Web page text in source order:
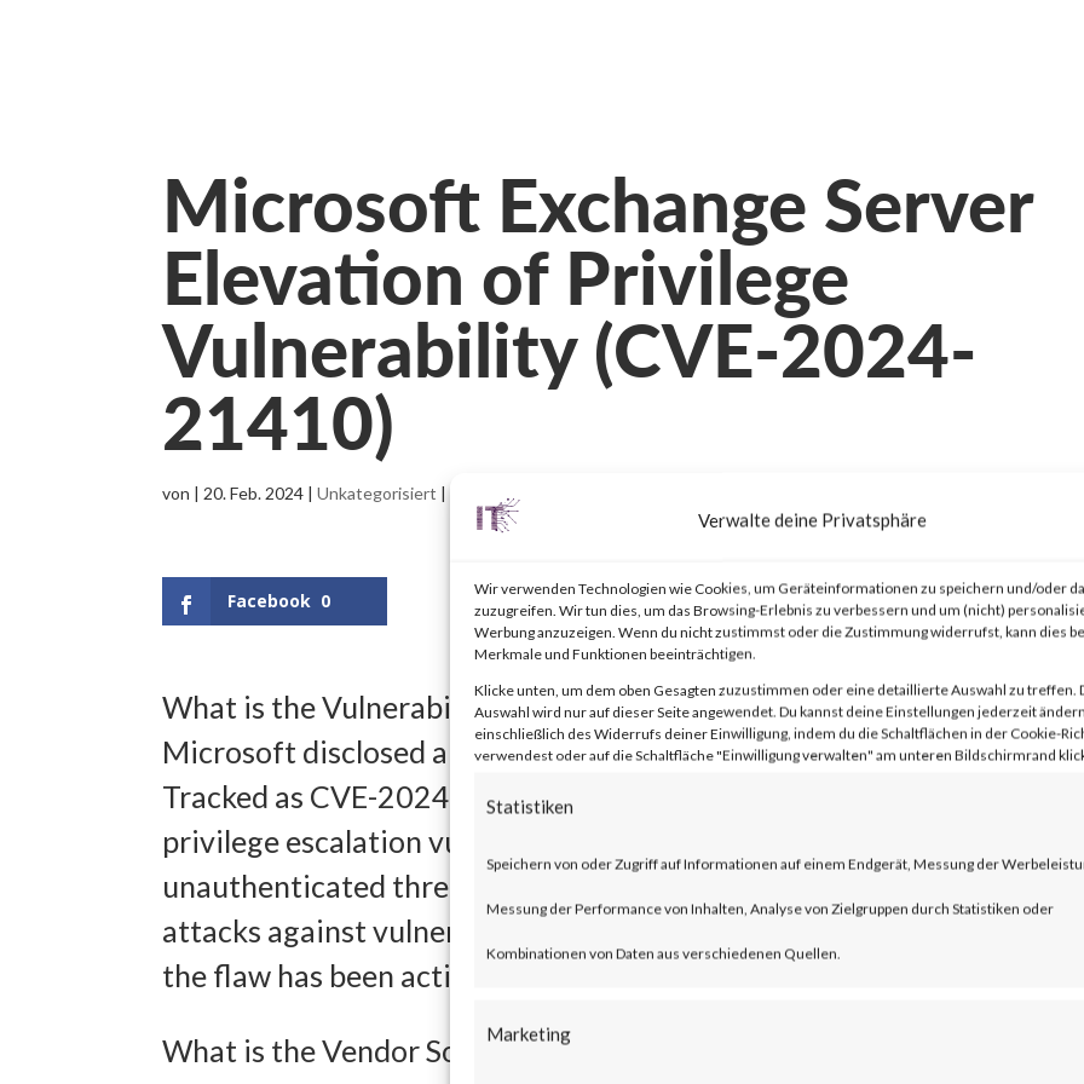
Verwalte deine Privatsphäre
Wir verwenden Technologien wie Cookies, um Geräteinformationen zu speichern und/oder
zuzugreifen. Wir tun dies, um das Browsing-Erlebnis zu verbessern und um (nicht)
Werbung anzuzeigen. Wenn du nicht zustimmst oder die Zustimmung widerrufst, kann dies
Merkmale und Funktionen beeinträchtigen.
Klicke unten, um dem oben Gesagten zuzustimmen oder eine detaillierte Auswahl zu treffen.
Auswahl wird nur auf dieser Seite angewendet. Du kannst deine Einstellungen jederzeit
einschließlich des Widerrufs deiner Einwilligung, indem du die Schaltflächen in der Cookie-
verwendest oder auf die Schaltfläche "Einwilligung verwalten" am unteren Bildschirmrand
Statistiken
Speichern von oder Zugriff auf Informationen auf einem Endgerät, Messung der
Messung der Performance von Inhalten, Analyse von Zielgruppen durch Statistiken oder
Kombinationen von Daten aus verschiedenen Quellen.
Marketing
Microsoft Exchange Server
Elevation of Privilege
Vulnerability (CVE-2024-
21410)
von | 20. Feb. 2024 |Unkategorisiert |
Facebook 0
What is the Vulnerability?
Microsoft disclosed a critical security flaw in the Exchange Server.
Tracked as CVE-2024-21410, the issue has been described as a
privilege escalation vulnerability. This security flaw can let remote
unauthenticated threat actors escalate privileges in NTLM relay
attacks against vulnerable Exchange Servers. Microsoft reported that
the flaw has been actively exploited in the wild.
What is the Vendor Solution?